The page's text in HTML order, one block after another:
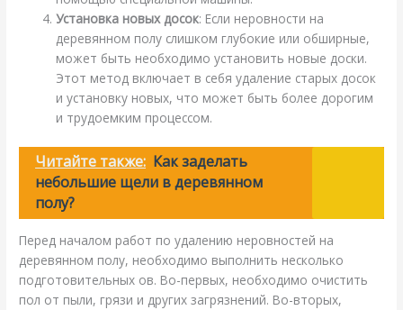
Установка новых досок: Если неровности на
деревянном полу слишком глубокие или обширные,
может быть необходимо установить новые доски.
Этот метод включает в себя удаление старых досок
и установку новых, что может быть более дорогим
и трудоемким процессом.
Читайте также: Как заделать
небольшие щели в деревянном
полу?
Перед началом работ по удалению неровностей на
деревянном полу, необходимо выполнить несколько
подготовительных ов. Во-первых, необходимо очистить
пол от пыли, грязи и других загрязнений. Во-вторых,